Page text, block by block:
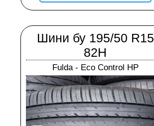
Шини бу 195/50 R15
82H
Fulda - Eco Control HP